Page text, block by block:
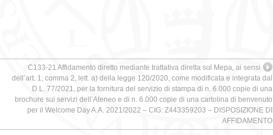
C133-21 Affidamento diretto mediante trattativa diretta sul Mepa, ai sensi
dell’art. 1, comma 2, lett. a) della legge 120/2020, come modificata e integrata dal
D.L. 77/2021, per la fornitura del servizio di stampa di n. 6.000 copie di una
brochure sui servizi dell’Ateneo e di n. 6.000 copie di una cartolina di benvenuto
per il Welcome Day A.A. 2021/2022 – CIG: Z443359203 – DISPOSIZIONE DI
AFFIDAMENTO